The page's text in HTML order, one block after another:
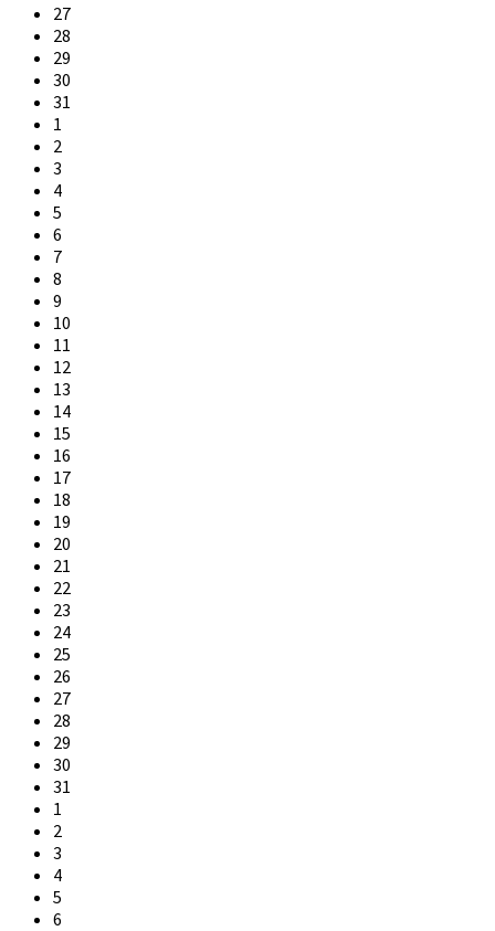
27
28
29
30
31
1
2
3
4
5
6
7
8
9
10
11
12
13
14
15
16
17
18
19
20
21
22
23
24
25
26
27
28
29
30
31
1
2
3
4
5
6